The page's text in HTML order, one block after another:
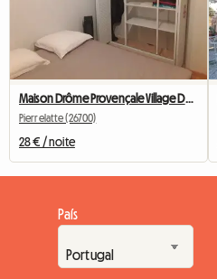
Maison Drôme Provençale Village De LA GARDE ADHEMAR
Pierrelatte (26700)
28 € / noite
País